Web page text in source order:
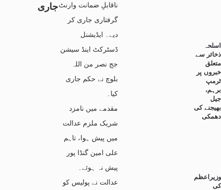
جاریناقابلِ ضمانت وارنٹ
گرفتاری جاری کر
دیے۔ ایڈیشنل
ڈسٹرکٹ اینڈ سیشن
جج نصر من اللہ
بلوچ نے حکم جاری
کیا۔
مقدمے میں نامزد
شریک ملزم عدالت
میں پیش ہوا، تاہم
علی امین گنڈا پور
پیش نہ ہوئے۔
عدالت نے پولیس کو
اسلحہ
ذخائر سے
متعلق
خبروں پر
ٹرمپ
برہم،
جیل
بھیجنے کی
دھمکی
وزیراعظم
کی